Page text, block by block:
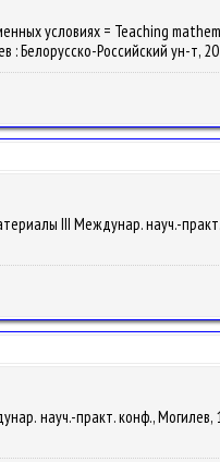
условиях = Teaching
Российский ун-т,
III Междунар. науч.-
науч.-практ. конф., Могилев,